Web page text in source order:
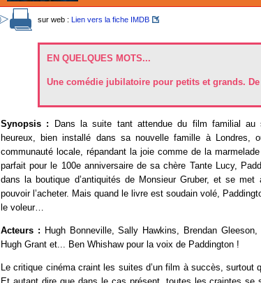
EN QUELQUES MOTS...
Une comédie jubilatoire pour petits et grands.
sur web : Lien vers la fiche IMDB
Synopsis : Dans la suite tant attendue du film familial au
heureux, bien installé dans sa nouvelle famille à Londres,
communauté locale, répandant la joie comme de la
parfait pour le 100e anniversaire de sa chère Tante Lucy,
dans la boutique d’antiquités de Monsieur Gruber, et se
pouvoir l’acheter. Mais quand le livre est soudain volé,
le voleur…
Acteurs : Hugh Bonneville, Sally Hawkins, Brendan
Hugh Grant et... Ben Whishaw pour la voix de Paddington !
Le critique cinéma craint les suites d’un film à succès, surtout